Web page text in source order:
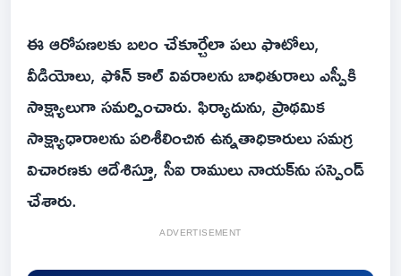
ఈ ఆరోపణలకు బలం చేకూర్చేలా పలు ఫొటోలు,
వీడియోలు, ఫోన్ కాల్ వివరాలను బాధితురాలు ఎస్పీకి
సాక్ష్యాలుగా సమర్పించారు. ఫిర్యాదును, ప్రాథమిక
సాక్ష్యాధారాలను పరిశీలించిన ఉన్నతాధికారులు సమగ్ర
విచారణకు ఆదేశిస్తూ, సీఐ రాములు నాయక్‌ను సస్పెండ్
చేశారు.
ADVERTISEMENT